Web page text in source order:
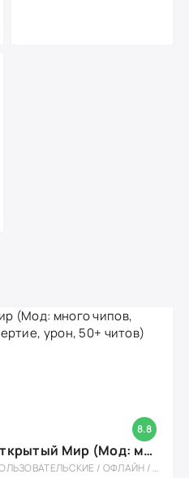
8.8
Toilet Fight Открытый Мир (Мод: много чипов, денег, все открыто, бессмертие, урон, 50+ читов)
АРКАДЫ / ОДНОПОЛЬЗОВАТЕЛЬСКИЕ / ОФЛАЙН / МОД / РОЛЕВЫЕ / ШУТЕРЫ / ОТКРЫТЫЙ МИР / ВСТРОЕННЫЙ КЕШ / 3D / ЭКШЕНЫ / ТУАЛЕТНЫЕ ВОЙНЫ / ДЛЯ ДЕТЕЙ